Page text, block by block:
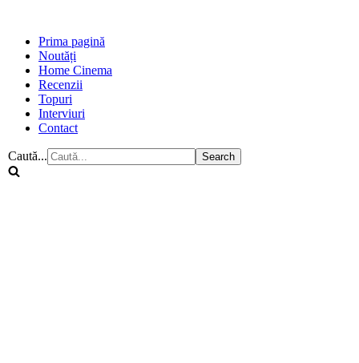
Prima pagină
Noutăți
Home Cinema
Recenzii
Topuri
Interviuri
Contact
Caută...